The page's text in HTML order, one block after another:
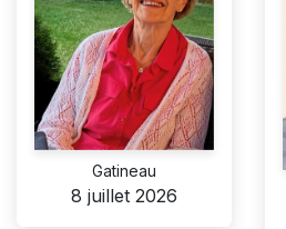
Gatineau
8 juillet 2026